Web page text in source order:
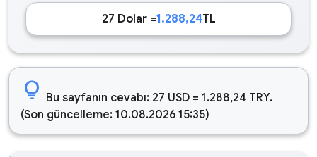
27 Dolar =1.288,24TL
lightbulb Bu sayfanın cevabı: 27 USD = 1.288,24 TRY.
(Son güncelleme: 10.08.2026 15:35)